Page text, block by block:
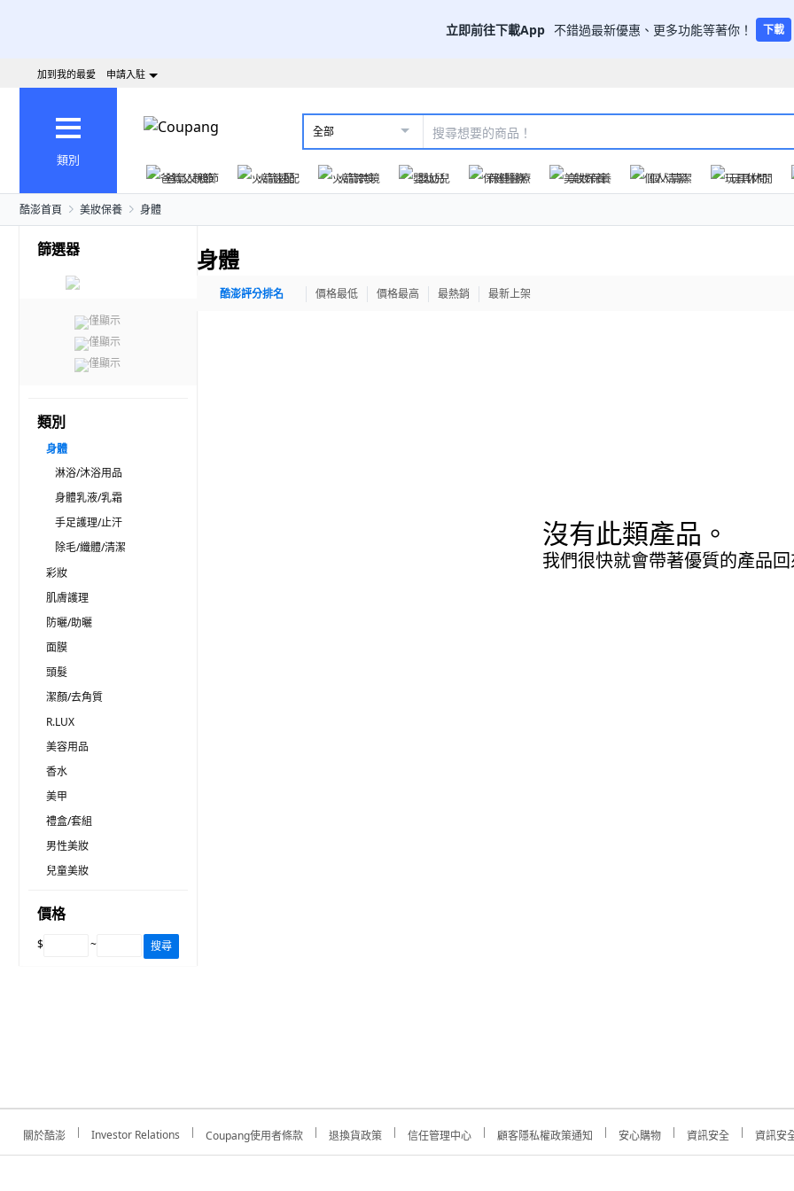
立即前往下載App 不錯過最新優惠、更多功能等著你！ 下載
加到我的最愛 申請入駐
類別
全部
爸氣父親節 火箭速配 火箭跨境 嬰幼兒 保健醫療 美妝保養 個人清潔 玩具休閒
酷澎首頁 美妝保養 身體
篩選器
僅顯示
僅顯示
僅顯示
類別
身體
淋浴/沐浴用品
身體乳液/乳霜
手足護理/止汗
除毛/纖體/清潔
彩妝
肌膚護理
防曬/助曬
面膜
頭髮
潔顏/去角質
R.LUX
美容用品
香水
美甲
禮盒/套組
男性美妝
兒童美妝
價格
$ ~ 搜尋
身體
酷澎評分排名 價格最低 價格最高 最熱銷 最新上架
沒有此類產品。
我們很快就會帶著優質的產品
關於酷澎 Investor Relations Coupang使用者條款 退換貨政策 信任管理中心 顧客隱私權政策通知 安心購物 資訊安全 資訊安